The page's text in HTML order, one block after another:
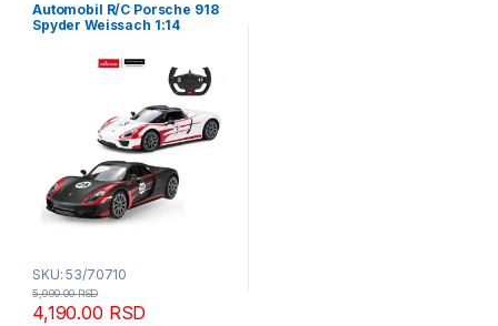
Automobil R/C Porsche 918
Spyder Weissach 1:14
SKU: 53/70710
4,190.00 RSD
5,990.00RSD